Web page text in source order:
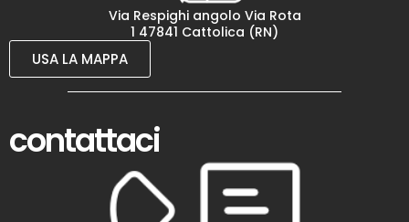
Via Respighi angolo Via Rota
1 47841 Cattolica (RN)
USA LA MAPPA
contattaci